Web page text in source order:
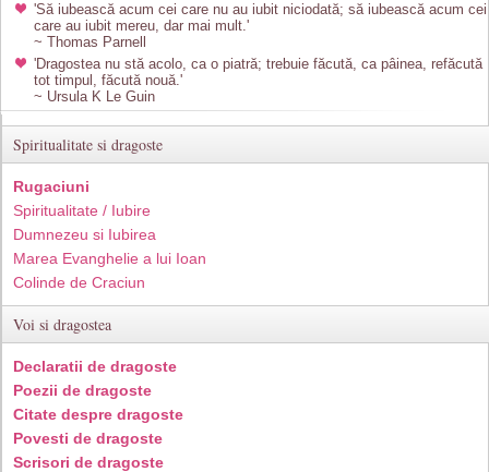
'Să iubească acum cei care nu au iubit niciodată; să iubească acum cei
care au iubit mereu, dar mai mult.'
~ Thomas Parnell
'Dragostea nu stă acolo, ca o piatră; trebuie făcută, ca pâinea, refăcută
tot timpul, făcută nouă.'
~ Ursula K Le Guin
Spiritualitate si dragoste
Rugaciuni
Spiritualitate / Iubire
Dumnezeu si Iubirea
Marea Evanghelie a lui Ioan
Colinde de Craciun
Voi si dragostea
Declaratii de dragoste
Poezii de dragoste
Citate despre dragoste
Povesti de dragoste
Scrisori de dragoste